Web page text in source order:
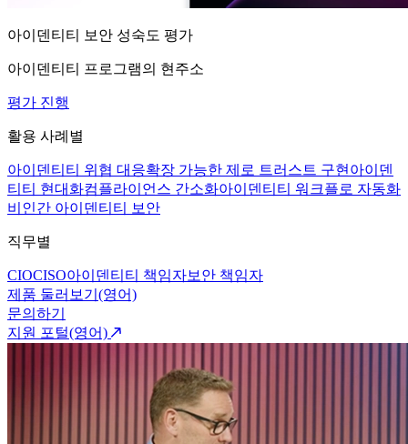
아이덴티티 보안 성숙도 평가
아이덴티티 프로그램의 현주소
평가 진행
활용 사례별
아이덴티티 위협 대응확장 가능한 제로 트러스트 구현 아이덴
티티 현대화컴플라이언스 간소화아이덴티티 워크플로 자동화
비인간 아이덴티티 보안
직무별
CIOCISO아이덴티티 책임자보안 책임자
제품 둘러보기(영어)
문의하기
지원 포털(영어)